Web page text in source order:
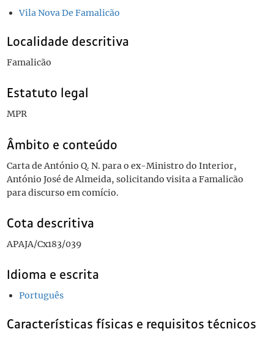
Vila Nova De Famalicão
Localidade descritiva
Famalicão
Estatuto legal
MPR
Âmbito e conteúdo
Carta de António Q. N. para o ex-Ministro do Interior,
António José de Almeida, solicitando visita a Famalicão
para discurso em comício.
Cota descritiva
APAJA/Cx183/039
Idioma e escrita
Português
Características físicas e requisitos técnicos